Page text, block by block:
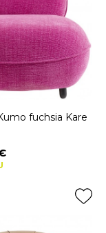
fuchsia Kare